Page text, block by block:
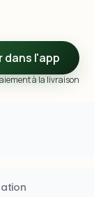
dans l'app
à la livraison